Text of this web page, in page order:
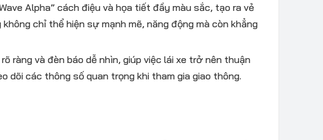
Alpha” cách điệu và họa tiết đầy màu sắc, tạo ra vẻ
chỉ thể hiện sự mạnh mẽ, năng động mà còn khẳng
ràng và đèn báo dễ nhìn, giúp việc lái xe trở nên thuận
dõi các thông số quan trọng khi tham gia giao thông.